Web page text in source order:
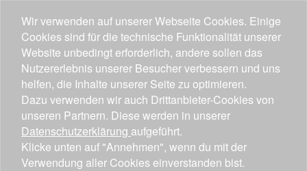
Wir verwenden auf unserer Webseite Cookies. Einige
Cookies sind für die technische Funktionalität unserer
Website unbedingt erforderlich, andere sollen das
Nutzererlebnis unserer Besucher verbessern und uns
helfen, die Inhalte unserer Seite zu optimieren.
Dazu verwenden wir auch Drittanbieter-Cookies von
unseren Partnern. Diese werden in unserer
Datenschutzerklärung aufgeführt.
Klicke unten auf "Annehmen", wenn du mit der
Verwendung aller Cookies einverstanden bist.